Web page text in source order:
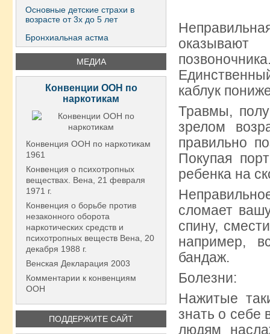
Основные детские страхи в
возрасте от 3х до 5 лет
Бронхиальная астма
МЕДИА
Конвенции ООН по
наркотикам
Конвенция ООН по наркотикам
1961
Конвенция о психотропных
веществах. Вена, 21 февраля
1971 г.
Конвенция о борьбе против
незаконного оборота
наркотических средств и
психотропных веществ Вена, 20
декабря 1988 г.
Венская Декларация 2003
Комментарии к конвенциям
ООН
ПОДДЕРЖИТЕ САЙТ
каблук
Травмы,
зрелом
правильно
Покупая
ребенка на
сломает
спину,
например,
бандаж.
Болезни:
Нажитые
знать о себе
людям